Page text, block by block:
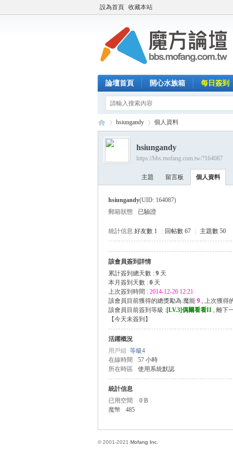
設為首頁 收藏本站
論壇首頁 開心水族箱 每日簽到
›
hsiungandy 個人資料
hsiungandy
https://bbs.mofang.com.tw/?164087
主題 留言板 個人資料
hsiungandy(UID: 164087)
郵箱狀態
已驗證
統計信息 好友數 1 回帖數 67 主題數 50
該會員簽到詳情
累計簽到總天數 : 9 天
本月簽到天數 : 0 天
上次簽到時間 : 2014-12-26 12:21
該會員目前獲得的總獎勵為:魔能 9 , 上次獲得
該會員目前簽到等級 :[LV.3]偶爾看看II , 離下
【今天未簽到 】
活躍概況
用戶組 等級4
在線時間
57 小時
所在時區
使用系統默認
統計信息
已用空間
0 B
魔幣
485
© 2001-2021 Mofang Inc.